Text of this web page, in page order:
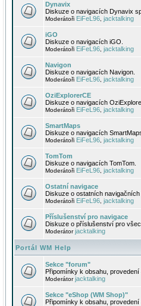
Dynavix
Diskuze o navigacích Dynavix
Moderátoři EiFeL96 jacktalking
iGO
Diskuze o navigacích iGO.
Moderátoři EiFeL96 jacktalking
Navigon
Diskuze o navigacích Navigon.
Moderátoři EiFeL96 jacktalking
OziExplorerCE
Diskuze o navigacích
Moderátoři EiFeL96 jacktalking
SmartMaps
Diskuze o navigacích
Moderátoři EiFeL96 jacktalking
TomTom
Diskuze o navigacích TomTom.
Moderátoři EiFeL96 jacktalking
Ostatní navigace
Diskuze o ostatních navigačních
Moderátoři EiFeL96 jacktalking
Příslušenství pro navigace
Diskuze o příslušenství pro
Moderátorjacktalking
Portál WM Help
Sekce "forum"
Připomínky k obsahu,
Moderátorjacktalking
Sekce "eShop (WM Shop)"
Připomínky k obsahu,